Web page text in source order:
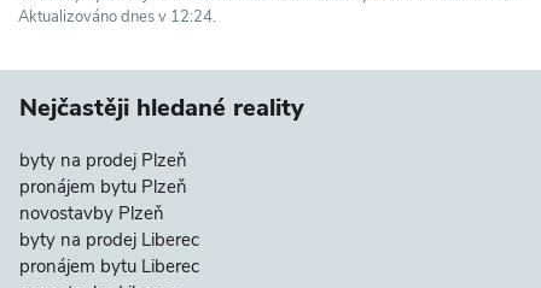
Aktualizováno dnes v 12:24.
Nejčastěji hledané reality
byty na prodej Plzeň
pronájem bytu Plzeň
novostavby Plzeň
byty na prodej Liberec
pronájem bytu Liberec